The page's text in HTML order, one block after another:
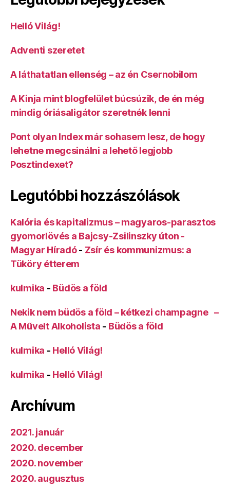
Helló Világ!
Adventi szeretet
A láthatatlan ellenség – az én Csernobilom
A Kinja mint blogfelület búcsúzik, de én még
mindig óriásaligátor szeretnék lenni
Pont olyan Index már sohasem lesz, de hogy
lehetne megcsinálni a lehető legjobb
Posztindexet?
Legutóbbi hozzászólások
Kalória és kapitalizmus – magyaros-parasztos
gyomorlövés a Bajcsy-Zsilinszky úton -
Magyar Híradó- Zsír és kommunizmus: a
Tüköry étterem
kulmika - Büdös a föld
Nekik nem büdös a föld – kétkezi champagne –
A Művelt Alkoholista - Büdös a föld
kulmika - Helló Világ!
kulmika - Helló Világ!
Archívum
2021. január
2020. december
2020. november
2020. augusztus